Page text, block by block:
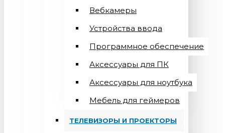
Вебкамеры
Устройства ввода
Программное обеспечение
Аксессуары для ПК
Аксессуары для ноутбука
Мебель для геймеров
ТЕЛЕВИЗОРЫ И ПРОЕКТОРЫ